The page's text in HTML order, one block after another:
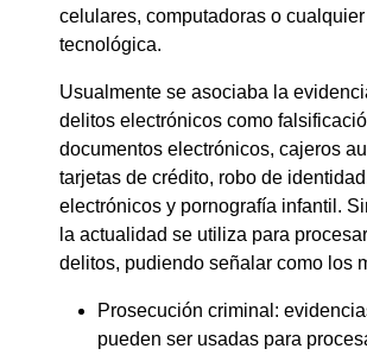
celulares, computadoras o cualquier
tecnológica.
Usualmente se asociaba la
delitos electrónicos como
documentos electrónicos, cajeros
tarjetas de crédito, robo de
electrónicos y pornografía infantil.
la actualidad se utiliza para
delitos, pudiendo señalar como los
Prosecución criminal:
pueden ser usadas para